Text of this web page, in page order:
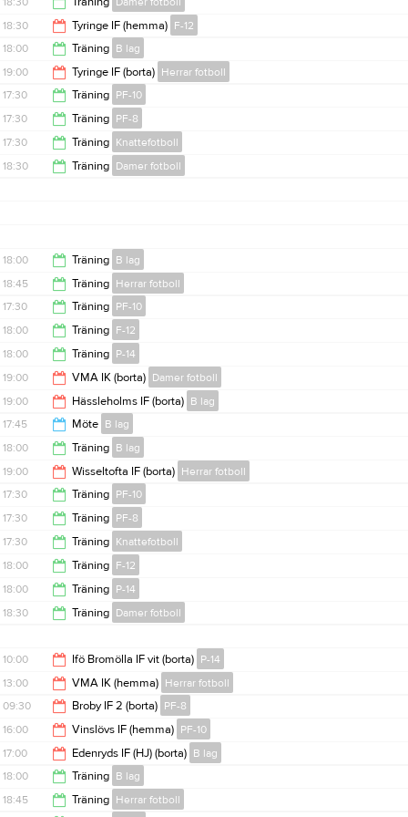
19:15
20:00
18:30 Tyringe IF (hemma) F-12
20:30
18:00 Träning B lag
19:30
19:00 Tyringe IF (borta) Herrar fotboll
21:00
17:30 Träning PF-10
18:30
17:30 Träning PF-8
18:30
17:30 Träning Knattefotboll
18:30 Träning Damer fotboll
18:00 Träning B lag
19:30
18:45 Träning Herrar fotboll
20:15
17:30 Träning PF-10
18:30
18:00 Träning F-12
19:15
18:00 Träning P-14
19:15
19:00 VMA IK (borta) Damer fotboll
21:00
19:00 Hässleholms IF (borta) B lag
21:00
17:45 Möte B lag
18:45
18:00 Träning B lag
19:30
19:00 Wisseltofta IF (borta) Herrar fotboll
21:00
17:30 Träning PF-10
18:30
17:30 Träning PF-8
18:30
17:30 Träning Knattefotboll
18:30
18:00 Träning F-12
19:15
18:00 Träning P-14
18:30 Träning Damer fotboll
20:00
10:00 Ifö Bromölla IF vit (borta) P-14
12:00
13:00 VMA IK (hemma) Herrar fotboll
15:00
09:30 Broby IF 2 (borta) PF-8
11:30
16:00 Vinslövs IF (hemma) PF-10
18:00
17:00 Edenryds IF (HJ) (borta) B lag
19:00
18:00 Träning B lag
18:45 Träning Herrar fotboll